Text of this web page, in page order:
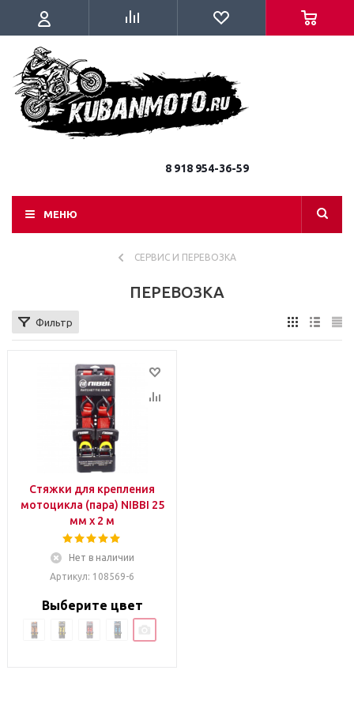
8 918 954-36-59
МЕНЮ
СЕРВИС И ПЕРЕВОЗКА
ПЕРЕВОЗКА
Фильтр
Стяжки для крепления
мотоцикла (пара) NIBBI 25
мм x 2 м
Нет в наличии
Артикул: 108569-6
Выберите цвет